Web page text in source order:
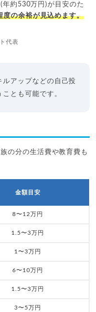
約530万円)が目安のた
の余裕が見込めます。
代表
アップなどの自己投
とも可能です。
の分の生活費や教育費も
金額目安
8〜12万円
1.5〜3万円
1〜3万円
6〜10万円
1.5〜3万円
3〜5万円